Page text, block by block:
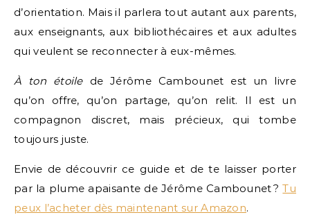
d’orientation. Mais il parlera tout autant aux parents,
aux enseignants, aux bibliothécaires et aux adultes
qui veulent se reconnecter à eux-mêmes.
À ton étoilede Jérôme Cambounet est un livre
qu’on offre, qu’on partage, qu’on relit. Il est un
compagnon discret, mais précieux, qui tombe
toujours juste.
Envie de découvrir ce guide et de te laisser porter
par la plume apaisante de Jérôme Cambounet ?Tu
peux l’acheter dès maintenant sur Amazon.